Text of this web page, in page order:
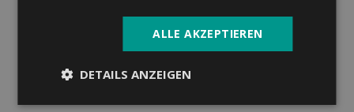
ALLE AKZEPTIEREN
DETAILS ANZEIGEN